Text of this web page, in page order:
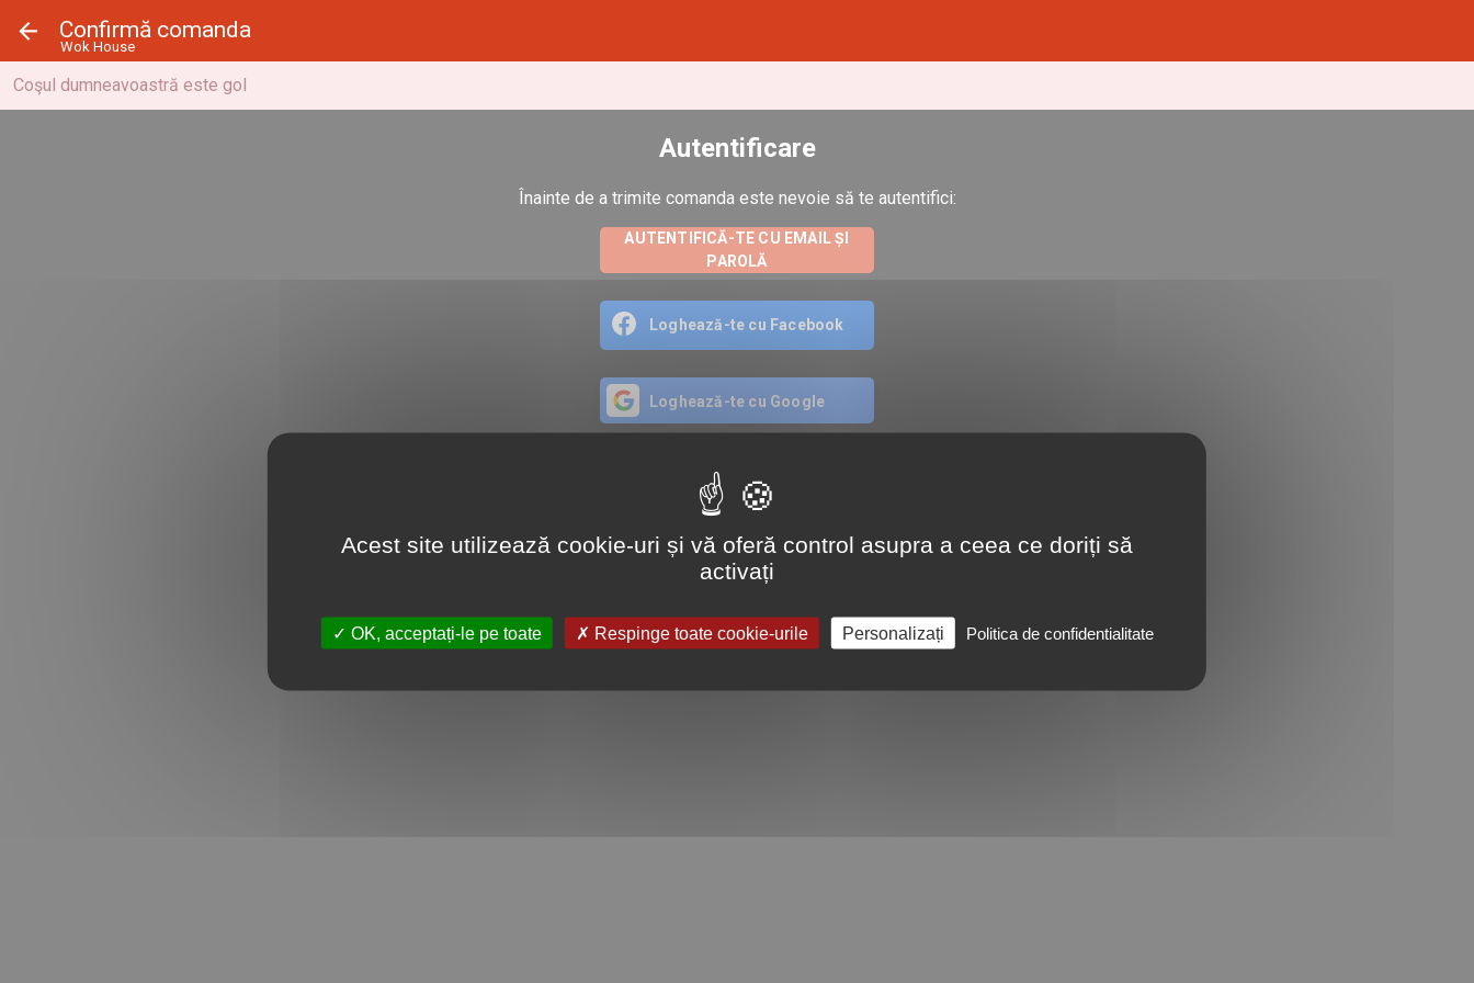
Confirmă comanda
Wok House
Coşul dumneavoastră este gol
Autentificare
Înainte de a trimite comanda este nevoie să te autentifici:
AUTENTIFICĂ-TE CU EMAIL ȘI
PAROLĂ
Loghează-te cu Facebook
Loghează-te cu Google
Loghează-te cu Apple
Acest site utilizează cookie-uri și vă oferă control asupra a ceea ce doriți să
activați
OK, acceptați-le pe toate Respinge toate cookie-urile Personalizați Politica de confidentialitate